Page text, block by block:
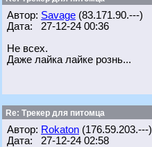
Автор: Savage (83.171.90.---)
Дата: 27-12-24 00:36
Не всех.
Даже лайка лайке рознь...
Re: Трекер для питомца
Автор: Rokaton (176.59.203.---)
Дата: 27-12-24 02:58